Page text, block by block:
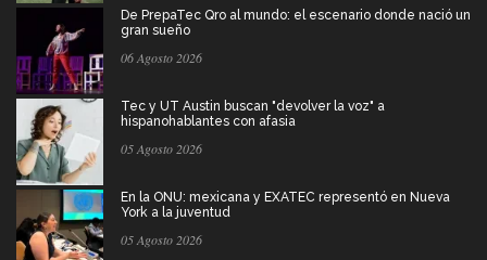
De PrepaTec Qro al mundo: el escenario donde nació un
gran sueño
06 Agosto 2026
Tec y UT Austin buscan "devolver la voz" a
hispanohablantes con afasia
05 Agosto 2026
En la ONU: mexicana y EXATEC representó en Nueva
York a la juventud
05 Agosto 2026